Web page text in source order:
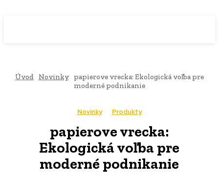
Úvod Novinky
papierove vrecka: Ekologická voľba pre
moderné podnikanie
Novinky Produkty
papierove vrecka:
Ekologická voľba pre
moderné podnikanie